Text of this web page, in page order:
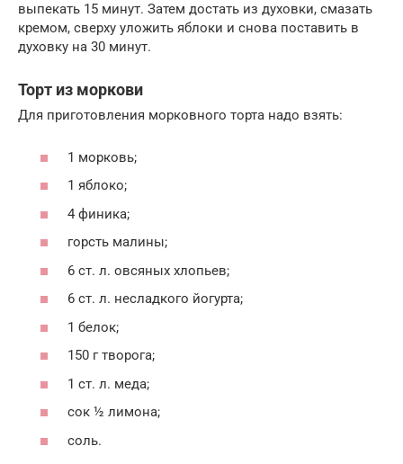
выпекать 15 минут. Затем достать из духовки, смазать
кремом, сверху уложить яблоки и снова поставить в
духовку на 30 минут.
Торт из моркови
Для приготовления морковного торта надо взять:
1 морковь;
1 яблоко;
4 финика;
горсть малины;
6 ст. л. овсяных хлопьев;
6 ст. л. несладкого йогурта;
1 белок;
150 г творога;
1 ст. л. меда;
сок ½ лимона;
соль.